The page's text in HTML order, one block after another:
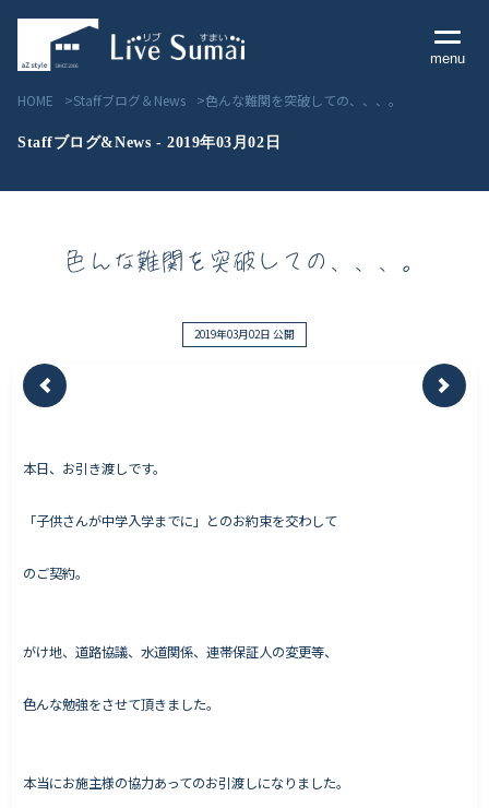
menu
Livesumai 住宅標準性能
Livesumai 保証について
Works - 施工実績
完成案内
HOME Staffブログ＆News 色んな難関を突破しての、、、。
Staffブログ&News - 2019年03月02日
色んな難関を突破しての、、、。
2019年03月02日 公開
本日、お引き渡しです。
「子供さんが中学入学までに」とのお約束を交わして
のご契約。
がけ地、道路協議、水道関係、連帯保証人の変更等、
色んな勉強をさせて頂きました。
本当にお施主様の協力あってのお引渡しになりました。